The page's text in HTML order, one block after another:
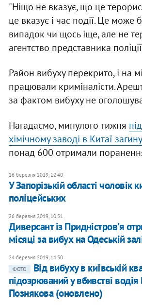
"Ніщо не вказує, що це
це вказує і час події. Це може
випадок чи щось іще, але не
агентство представника
Район вибуху перекрито, і на
працювали криміналісти.
за фактом вибуху не
Нагадаємо, минулого тижня
хімічному заводі в Китаї
понад 600 отримали
26 березня 2019, 12:40
У Запорізькій області чоловік
поліцейських
26 березня 2019, 10:51
Диверсант із Придністров'я
місяці за вибух на Одеській
24 березня 2019, 14:30
ФОТО
Від вибуху в київській
підозрюваний у вбивстві
Познякова (оновлено)